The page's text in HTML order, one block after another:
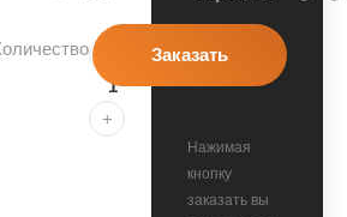
+
Нажимая
кнопку
заказать вы